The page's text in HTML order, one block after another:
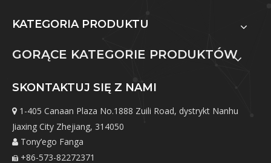
KATEGORIA PRODUKTU
GORĄCE KATEGORIE PRODUKTÓW
SKONTAKTUJ SIĘ Z NAMI
 1-405 Canaan Plaza No.1888 Zuili Road, dystrykt Nanhu
Jiaxing City Zhejiang, 314050
 Tony’ego Fanga
 +86-573-82272371